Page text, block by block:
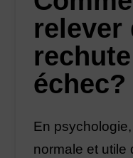
relever
échec?
En
normale et utile